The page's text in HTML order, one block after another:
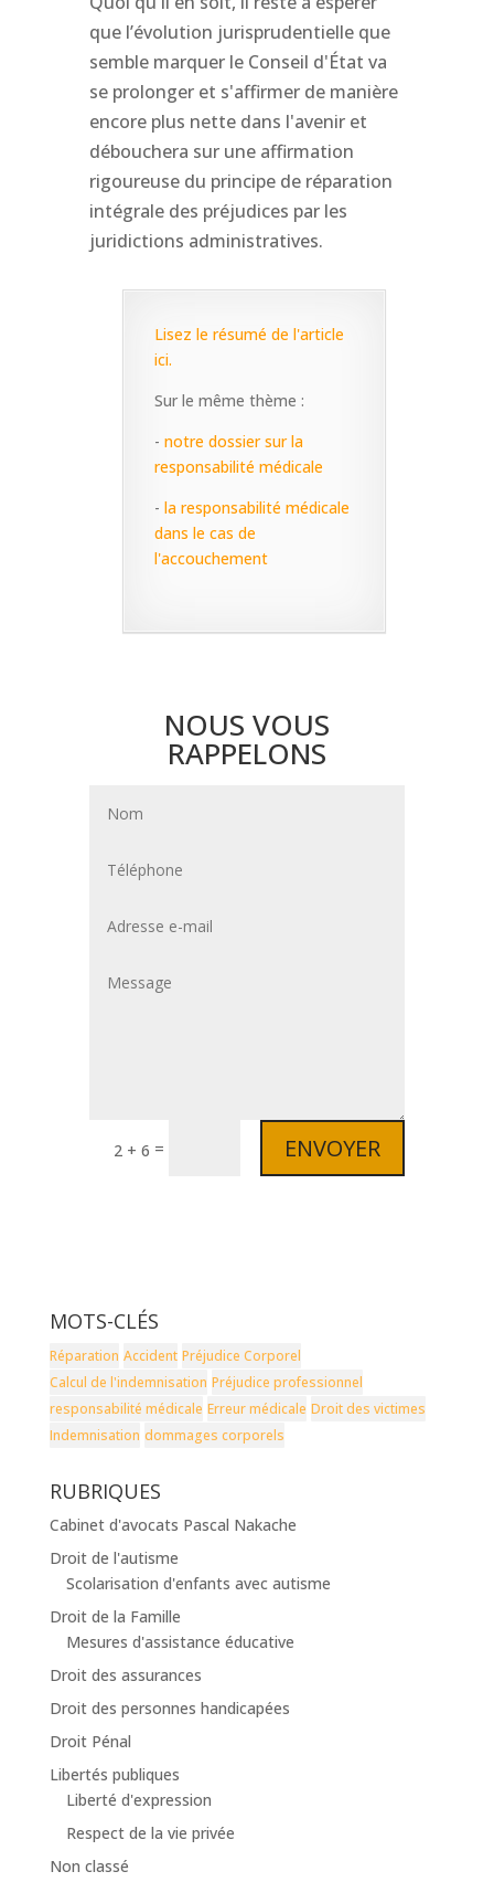
que l’évolution jurisprudentielle que
semble marquer le Conseil d'État va
se prolonger et s'affirmer de manière
encore plus nette dans l'avenir et
débouchera sur une affirmation
rigoureuse du principe de réparation
intégrale des préjudices par les
juridictions administratives.
Lisez le résumé de l'article
ici.
Sur le même thème :
- notre dossier sur la
responsabilité médicale
- la responsabilité médicale
dans le cas de
l'accouchement
NOUS VOUS
RAPPELONS
2 + 6 = ENVOYER
MOTS-CLÉS
Réparation Accident Préjudice Corporel
Calcul de l'indemnisation Préjudice professionnel
responsabilité médicale Erreur médicale Droit des victimes
Indemnisation dommages corporels
RUBRIQUES
Cabinet d'avocats Pascal Nakache
Droit de l'autisme
Scolarisation d'enfants avec autisme
Droit de la Famille
Mesures d'assistance éducative
Droit des assurances
Droit des personnes handicapées
Droit Pénal
Libertés publiques
Liberté d'expression
Respect de la vie privée
Non classé